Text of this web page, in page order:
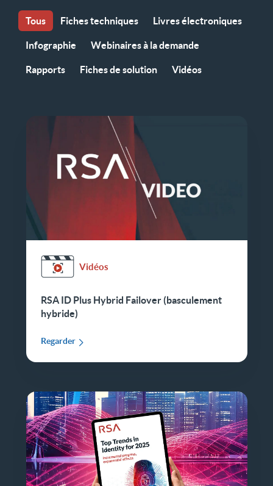
Tous Fiches techniques Livres électroniques
Infographie Webinaires à la demande
Rapports Fiches de solution Vidéos
Vidéos
RSA ID Plus Hybrid Failover (basculement
hybride)
Regarder